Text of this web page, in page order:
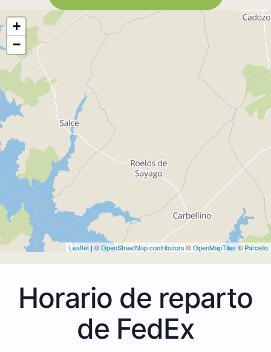
+
−
Leaflet | ©OpenStreetMap contributors ©OpenMapTiles © Parcello
Horario de reparto
de FedEx